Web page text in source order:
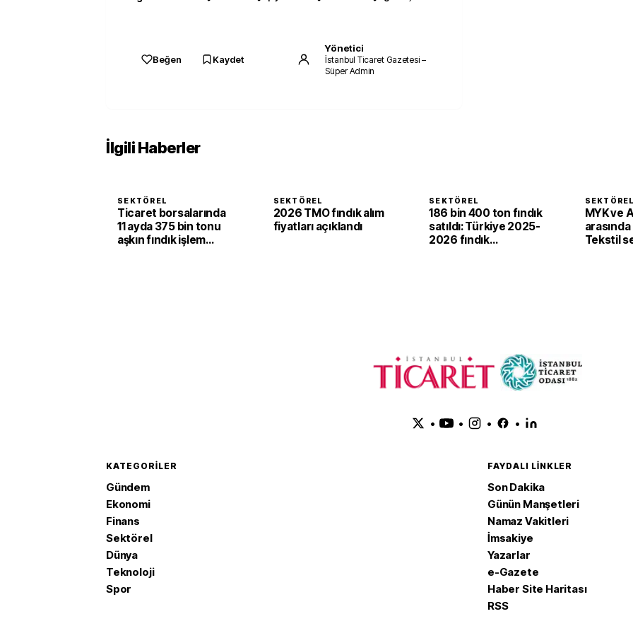
Beğen Kaydet
Yönetici
İstanbul Ticaret Gazetesi –
Süper Admin
İlgili Haberler
SEKTÖREL
Ticaret borsalarında
11 ayda 375 bin tonu
aşkın fındık işlem
SEKTÖREL
2026 TMO fındık alım
fiyatları açıklandı
SEKTÖREL
186 bin 400 ton fındık
satıldı: Türkiye 2025-
2026 fındık
SEKTÖREL
MYK ve
Tekstil
• • • •
KATEGORILER
Gündem
Ekonomi
Finans
Sektörel
Dünya
Teknoloji
Spor
FAYDALI LINKLER
Son Dakika
Günün Manşetleri
Namaz Vakitleri
İmsakiye
Yazarlar
e-Gazete
Haber Site Haritası
RSS